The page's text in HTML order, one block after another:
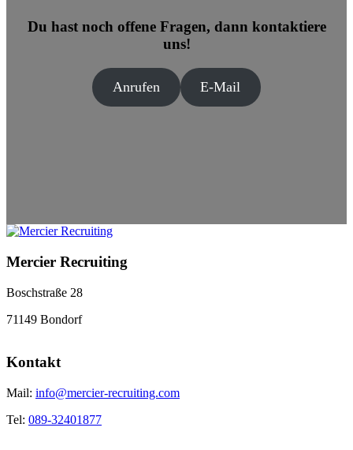
Du hast noch offene Fragen, dann kontaktiere
uns!
Anrufen E-Mail
Mercier Recruiting
Boschstraße 28
71149 Bondorf
Kontakt
Mail: info@mercier-recruiting.com
Tel: 089-32401877